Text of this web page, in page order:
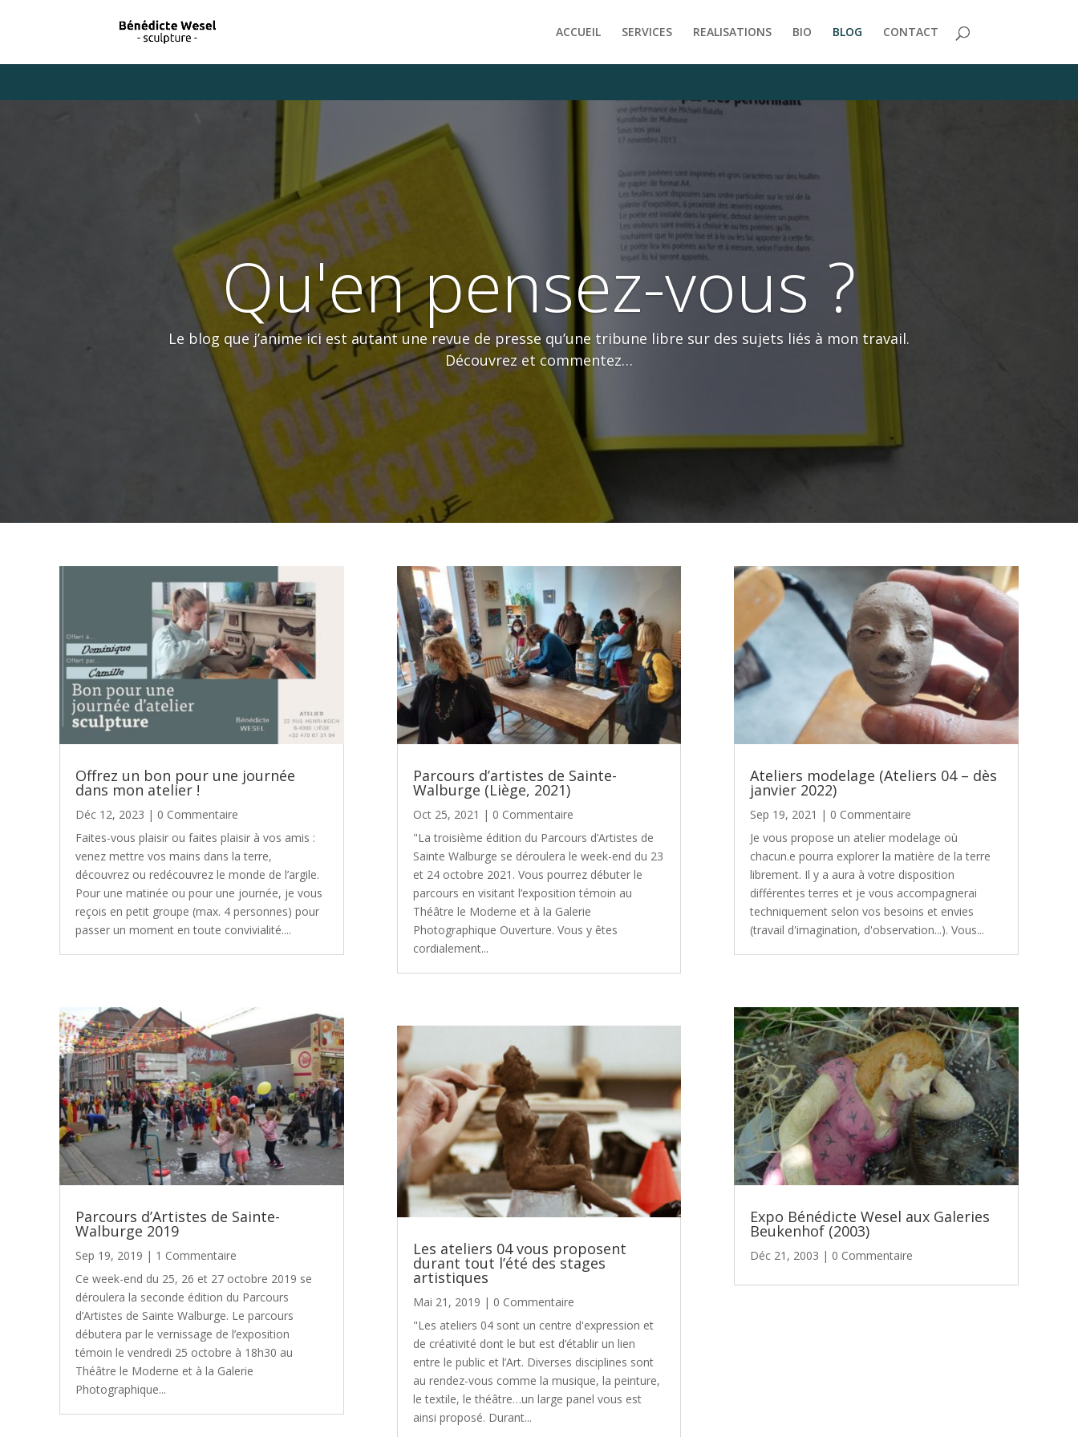
: Trying to access array offset on value of type bool in /home/clients/f1ab7af1ffddfde9d40c6598f717fe09/web/wp-content/themes/Divi/includes/builder/functions.php
ACCUEIL SERVICES REALISATIONS BIO BLOG CONTACT
Qu'en pensez-vous ?
Le blog que j’anime ici est autant une revue de presse qu’une tribune libre sur des sujets liés à mon travail.
Découvrez et commentez…
Offrez un bon pour une journée
dans mon atelier !
Déc 12, 2023 | 0 Commentaire
Faites-vous plaisir ou faites plaisir à vos amis :
venez mettre vos mains dans la terre,
découvrez ou redécouvrez le monde de l’argile.
Pour une matinée ou pour une journée, je vous
reçois en petit groupe (max. 4 personnes) pour
passer un moment en toute convivialité....
Parcours d’Artistes de Sainte-
Walburge 2019
Sep 19, 2019 | 1 Commentaire
Ce week-end du 25, 26 et 27 octobre 2019 se
déroulera la seconde édition du Parcours
d’Artistes de Sainte Walburge. Le parcours
débutera par le vernissage de l’exposition
témoin le vendredi 25 octobre à 18h30 au
Théâtre le Moderne et à la Galerie
Photographique...
Parcours d’artistes de Sainte-
Walburge (Liège, 2021)
Oct 25, 2021 | 0 Commentaire
"La troisième édition du Parcours d’Artistes de
Sainte Walburge se déroulera le week-end du 23
et 24 octobre 2021. Vous pourrez débuter le
parcours en visitant l’exposition témoin au
Théâtre le Moderne et à la Galerie
Photographique Ouverture. Vous y êtes
cordialement...
Les ateliers 04 vous proposent
durant tout l’été des stages
artistiques
Mai 21, 2019 | 0 Commentaire
"Les ateliers 04 sont un centre d'expression et
de créativité dont le but est d’établir un lien
entre le public et l’Art. Diverses disciplines sont
au rendez-vous comme la musique, la peinture,
le textile, le théâtre…un large panel vous est
ainsi proposé. Durant...
Ateliers modelage (Ateliers 04 – dès
janvier 2022)
Sep 19, 2021 | 0 Commentaire
Je vous propose un atelier modelage où
chacun.e pourra explorer la matière de la terre
librement. Il y a aura à votre disposition
différentes terres et je vous accompagnerai
techniquement selon vos besoins et envies
(travail d'imagination, d'observation...). Vous...
Expo Bénédicte Wesel aux Galeries
Beukenhof (2003)
Déc 21, 2003 | 0 Commentaire